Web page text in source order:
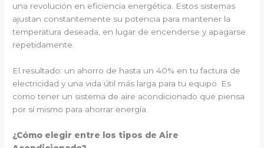
una revolución en eficiencia energética. Estos sistemas
ajustan constantemente su potencia para mantener la
temperatura deseada, en lugar de encenderse y apagarse
repetidamente.
El resultado: un ahorro de hasta un 40% en tu factura de
electricidad y una vida útil más larga para tu equipo. Es
como tener un sistema de aire acondicionado que piensa
por sí mismo para ahorrar energía.
¿Cómo elegir entre los tipos de Aire